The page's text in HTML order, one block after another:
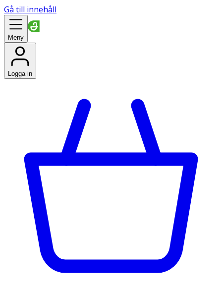
Gå till innehåll
Meny
Logga in